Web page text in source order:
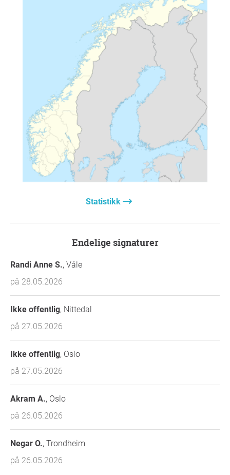
Statistikk
Endelige signaturer
Randi Anne S., Våle
på 28.05.2026
Ikke offentlig, Nittedal
på 27.05.2026
Ikke offentlig, Oslo
på 27.05.2026
Akram A., Oslo
på 26.05.2026
Negar O., Trondheim
på 26.05.2026